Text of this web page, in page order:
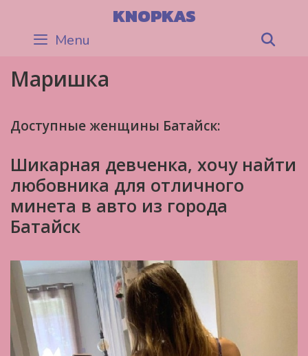
content
KNOPKAS
Menu
Маришка
Доступные женщины Батайск:
Шикарная девченка, хочу найти
любовника для отличного
минета в авто из города
Батайск